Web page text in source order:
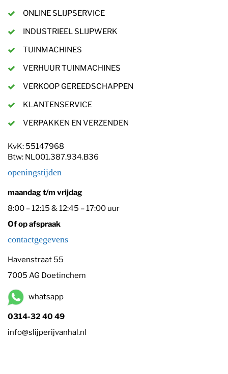
ONLINE SLIJPSERVICE
INDUSTRIEEL SLIJPWERK
TUINMACHINES
VERHUUR TUINMACHINES
VERKOOP GEREEDSCHAPPEN
KLANTENSERVICE
VERPAKKEN EN VERZENDEN
KvK: 55147968
Btw: NL001.387.934.B36
openingstijden
maandag t/m vrijdag
8:00 – 12:15 & 12:45 – 17:00 uur
Of op afspraak
contactgegevens
Havenstraat 55
7005 AG Doetinchem
whatsapp
0314-32 40 49
info@slijperijvanhal.nl